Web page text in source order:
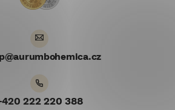
@aurumbohemica.cz
222 220 388